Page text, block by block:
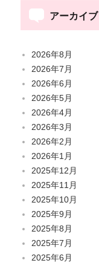
アーカイブ
2026年8月
2026年7月
2026年6月
2026年5月
2026年4月
2026年3月
2026年2月
2026年1月
2025年12月
2025年11月
2025年10月
2025年9月
2025年8月
2025年7月
2025年6月